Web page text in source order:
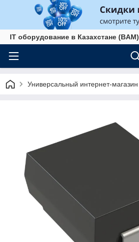
IT оборудование в Казахстане (BAM)
Универсальный интернет-магазин